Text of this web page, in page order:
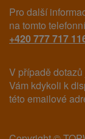
Pro další
na tomto
+420 777 717
V případě dotazů
Vám kdykoli k
této emailové